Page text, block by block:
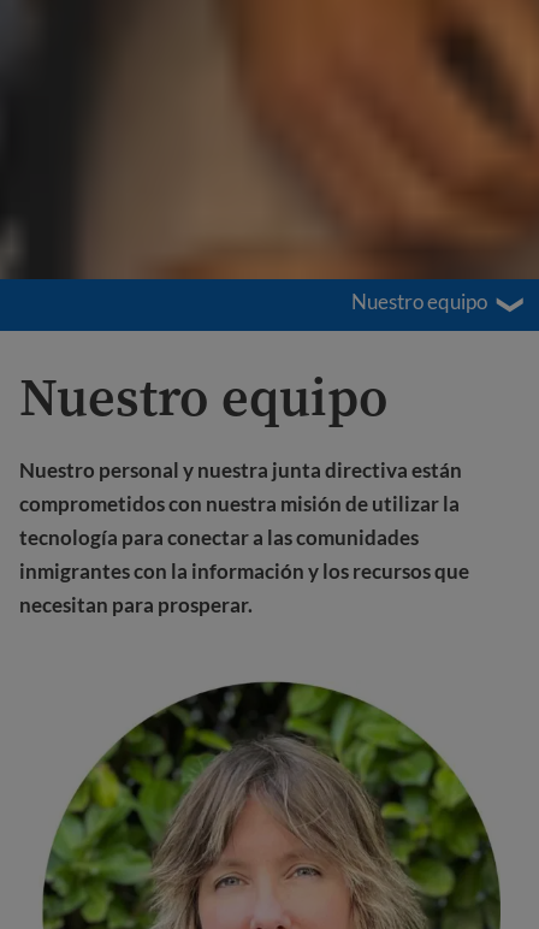
Nuestro equipo
Nuestro equipo
Nuestro personal y nuestra junta directiva están
comprometidos con nuestra misión de utilizar la
tecnología para conectar a las comunidades
inmigrantes con la información y los recursos que
necesitan para prosperar.